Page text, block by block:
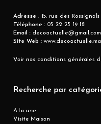
Adresse : 15, rue des
Téléphone :05 22 25 19 18
Email :decoactuelle@gmail.com
Site Web :www.decoactuelle.ma
Voir nos conditions générales
Recherche par
A la une
Visite Maison